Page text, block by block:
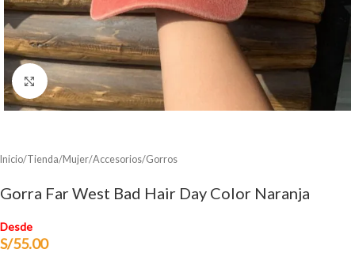
Clic para ampliar
Inicio/Tienda/Mujer/Accesorios/Gorros
Gorra Far West Bad Hair Day Color Naranja
Desde
S/55.00